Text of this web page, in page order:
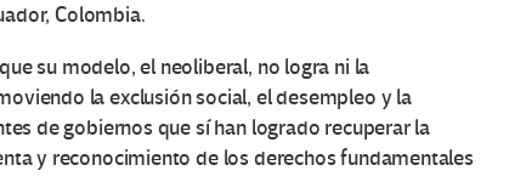
Colombia.
su modelo, el neoliberal, no logra ni la
la exclusión social, el desempleo y la
de gobiernos que sí han logrado recuperar la
y reconocimiento de los derechos fundamentales